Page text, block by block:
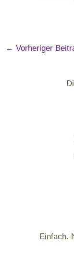
← Vorheriger
Einfach.